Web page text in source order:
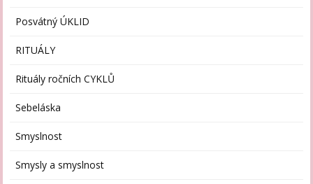
Posvátný ÚKLID
RITUÁLY
Rituály ročních CYKLŮ
Sebeláska
Smyslnost
Smysly a smyslnost